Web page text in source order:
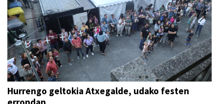
Hurrengo geltokia Atxegalde, udako festen